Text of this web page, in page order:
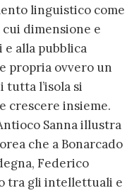
linguistico come
dimensione e
e alla pubblica
propria ovvero un
l’isola si
crescere insieme.
Sanna illustra
che a Bonarcado
Federico
tra gli intellettuali e